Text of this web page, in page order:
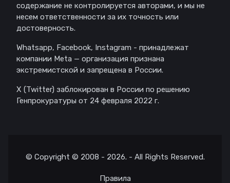
содержание не контролируется авторами, и мы не
несем ответственности за их точность или
достоверность.
Whatsapp, Facebook, Instagram - принадлежат
компании Meta — организация признана
экстремистской и запрещена в России.
X (Twitter) заблокирован в России по решению
Генпрокуратуры от 24 февраля 2022 г.
© Copyright © 2008 - 2026. - All Rights Reserved.
Правила